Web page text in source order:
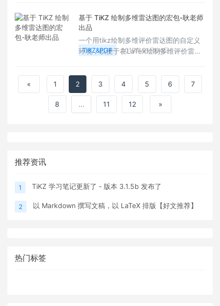
命名了。</p>
基于 TiKZ 绘制多维雷达图的宏包-耿老师
出品
一个用tikz绘制多维评价雷达图的自定义
环境，以便于在LaTeX绘制多维评价雷达
修改出来的一个基于tikz绘制多维雷达图
的宏包，用于在LaTeX中绘制多维雷达
图。在使用该自定义环境前，需要用：
\usepackage{radarchart.sty}加载该
TiKZ&PGF 2019年01月04日
« 1 2 3 4 5 6 7
8 ... 11 12 »
推荐资讯
1 TiKZ 学习笔记更新了 - 版本 3.1.5b 发布了
2 以 Markdown 撰写文稿，以 LaTeX 排版【好文推荐】
热门标签